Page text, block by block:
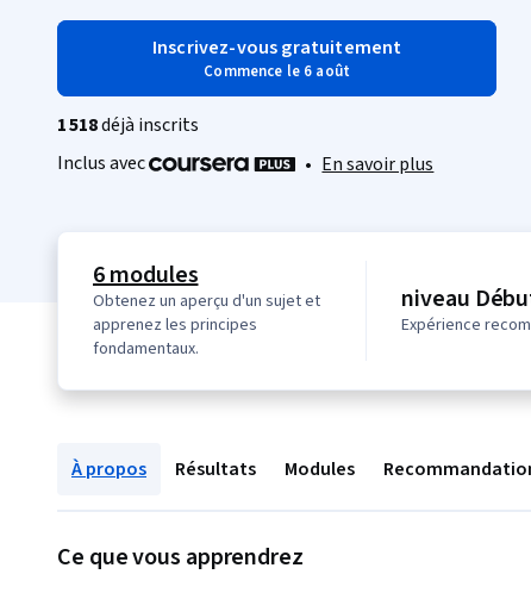
Inscrivez-vous gratuitement
Commence le 6 août
1 518déjà inscrits
Inclus avec
• En savoir plus
6 modules
Obtenez un aperçu d'un sujet et
apprenez les principes
fondamentaux.
niveau
Expérience
À propos Résultats Modules
Ce que vous apprendrez